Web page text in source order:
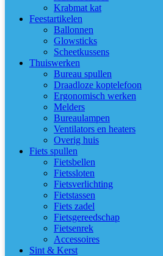
Krabmat kat
Feestartikelen
Ballonnen
Glowsticks
Scheetkussens
Thuiswerken
Bureau spullen
Draadloze koptelefoon
Ergonomisch werken
Melders
Bureaulampen
Ventilators en heaters
Overig huis
Fiets spullen
Fietsbellen
Fietssloten
Fietsverlichting
Fietstassen
Fiets zadel
Fietsgereedschap
Fietsenrek
Accessoires
Sint & Kerst